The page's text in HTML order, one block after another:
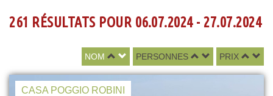
261 RÉSULTATS POUR 06.07.2024 - 27.07.2024
NOM PERSONNES PRIX
CASA POGGIO ROBINI